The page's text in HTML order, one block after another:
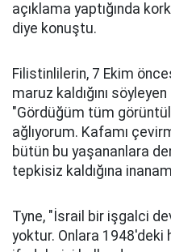
açıklama yaptığında
diye konuştu.
Filistinlilerin, 7 Ekim
maruz kaldığını
"Gördüğüm tüm
ağlıyorum. Kafamı
bütün bu yaşananlara
tepkisiz kaldığına
Tyne, "İsrail bir işgalci
yoktur. Onlara 1948'deki